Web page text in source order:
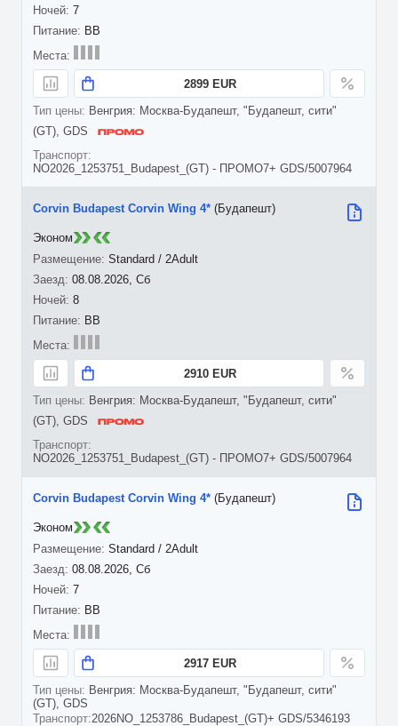
7
BB
2899 EUR
Венгрия: Москва-Будапешт, "Будапешт, сити"
(GT), GDS
NO2026_1253751_Budapest_(GT) - ПРОМО7+ GDS/5007964
08.08.2026, Сб
8
Corvin Budapest Corvin Wing 4* (Будапешт)
Standard / 2Adult
BB
2910 EUR
Венгрия: Москва-Будапешт, "Будапешт, сити"
(GT), GDS
NO2026_1253751_Budapest_(GT) - ПРОМО7+ GDS/5007964
Эконом
08.08.2026, Сб
7
Corvin Budapest Corvin Wing 4* (Будапешт)
Standard / 2Adult
BB
2917 EUR
Венгрия: Москва-Будапешт, "Будапешт, сити"
(GT), GDS
2026NO_1253786_Budapest_(GT)+ GDS/5346193
Эконом